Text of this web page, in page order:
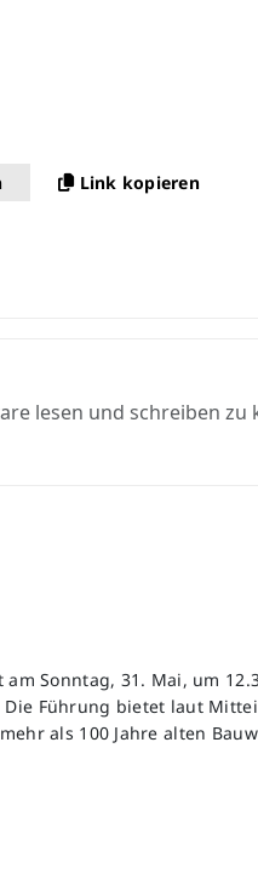
Link kopieren
lesen und schreiben zu
Sonntag, 31. Mai, um
Die Führung bietet laut
als 100 Jahre alten